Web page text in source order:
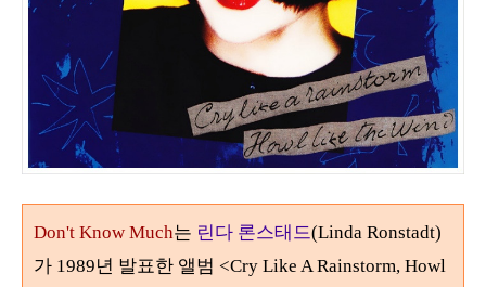
Don't Know Much는 린다 론스태드(Linda Ronstadt)
가 1989년 발표한 앨범 <Cry Like A Rainstorm, Howl